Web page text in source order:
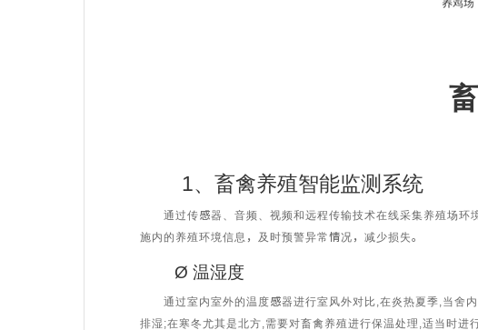
畜禽
1、畜禽养殖智能监测系统
通过传感器、音频、视频和远程传输技术在线采集养殖场环
施内的养殖环境信息，及时预警异常情况，减少损失。
Ø 温湿度
通过室内室外的温度感器进行室风外对比,在炎热夏季,当舍内
排湿;在寒冬尤其是北方,需要对畜禽养殖进行保温处理,适当时进